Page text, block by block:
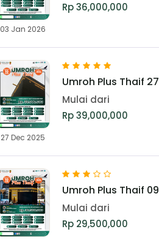
03 Jan 2026
Rp 36,000,000
27 Dec 2025
Umroh Plus Thaif 27
Desember 2025
Mulai dari
Rp 39,000,000
Umroh Plus Thaif 09
Nopember 2025
Mulai dari
Rp 29,500,000